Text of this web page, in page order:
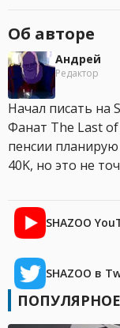
Об авторе
Андрей
Редактор
Начал писать на
Фанат The Last
пенсии
40K, но это не
SHAZOO
SHAZOO в